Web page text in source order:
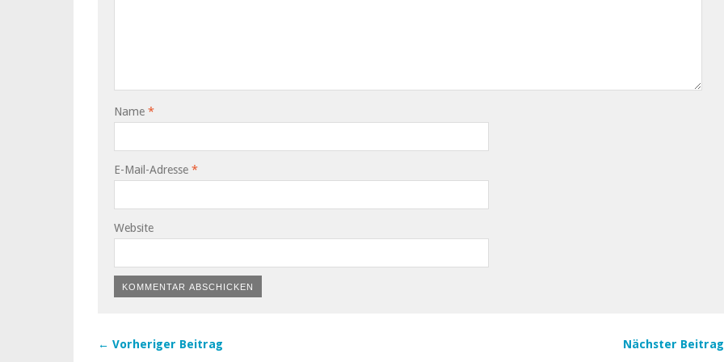
Name *
E-Mail-Adresse *
Website
← Vorheriger Beitrag Nächster